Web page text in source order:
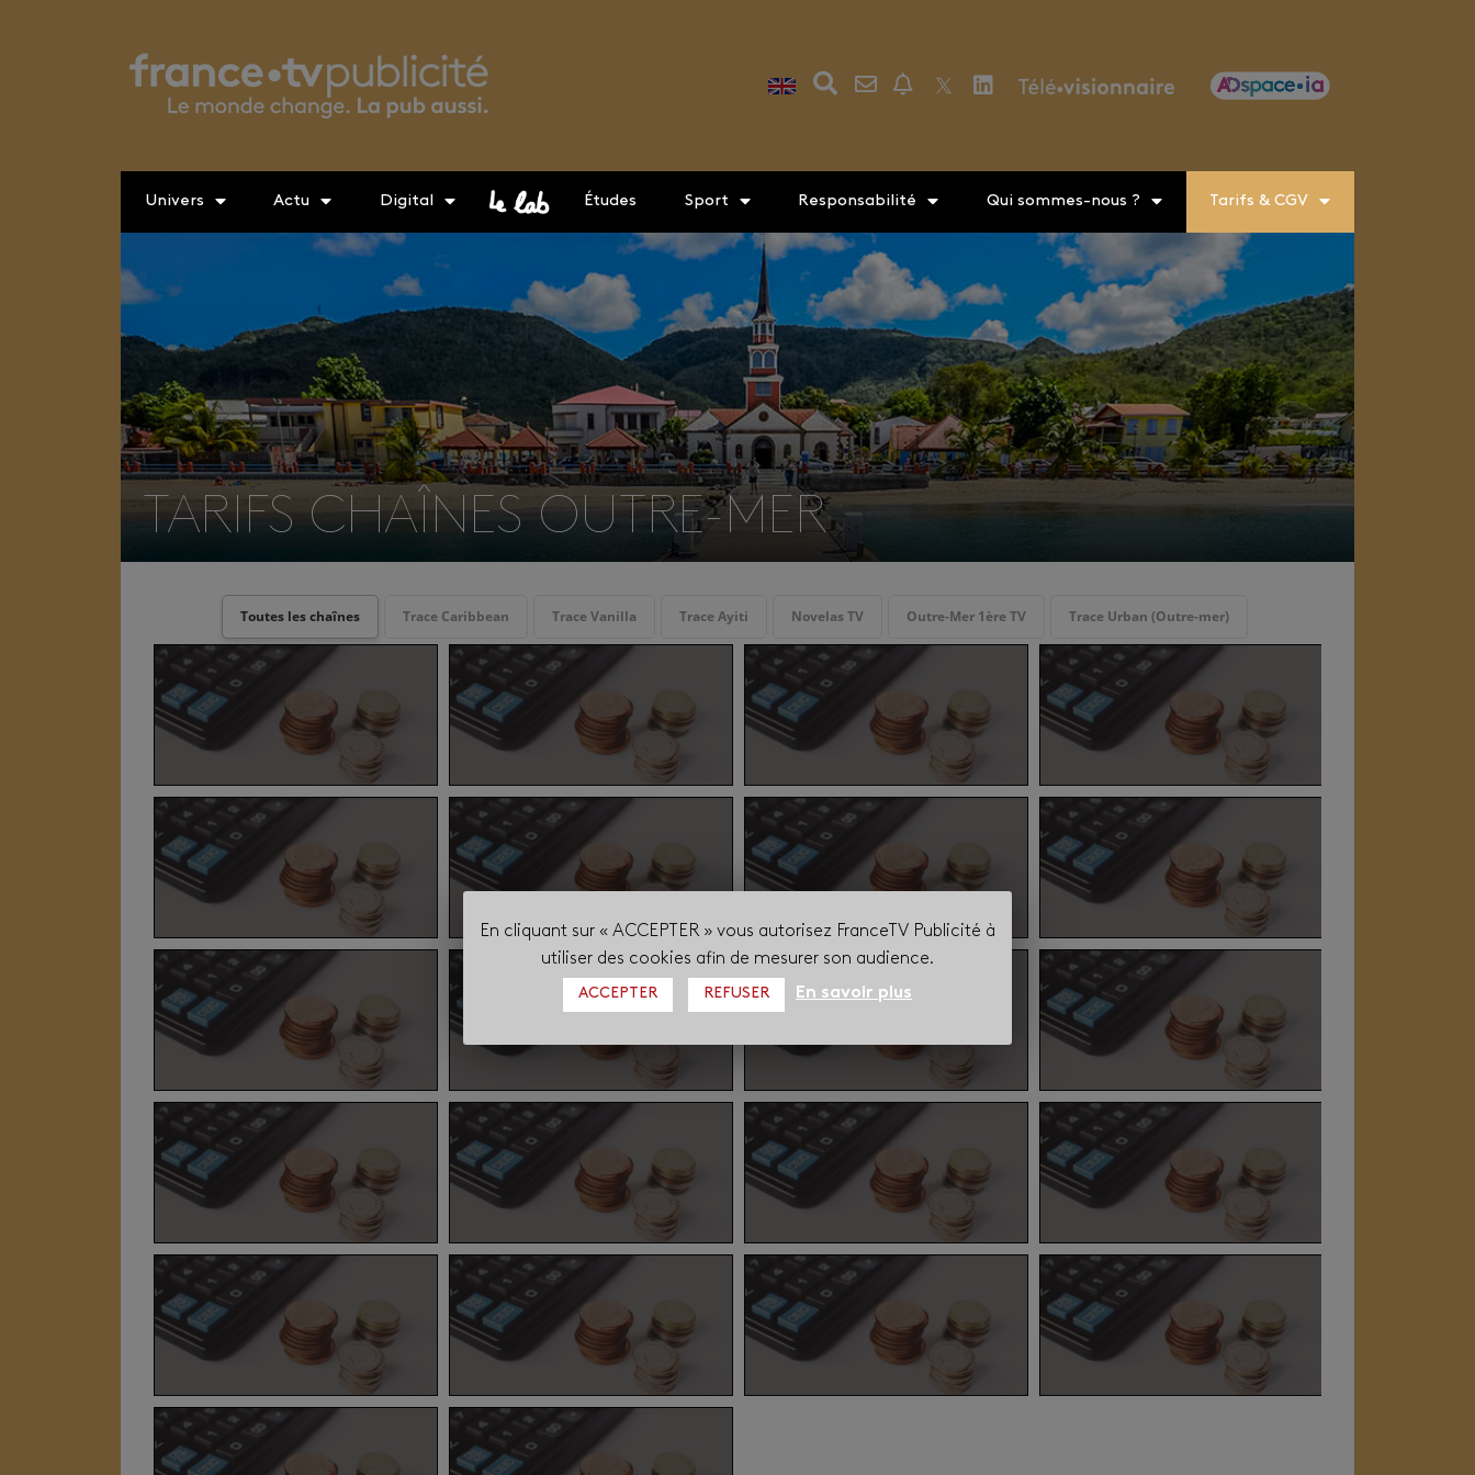
Univers Actu Digital Études Sport Responsabilité Qui sommes-nous ? Tarifs & CGV
TARIFS CHAÎNES OUTRE-MER
Toutes les chaînes Trace Caribbean Trace Vanilla Trace Ayiti Novelas TV Outre-Mer 1ère TV Trace Urban (Outre-mer)
En cliquant sur « ACCEPTER » vous autorisez FranceTV Publicité à
utiliser des cookies afin de mesurer son audience.
ACCEPTER REFUSER En savoir plus